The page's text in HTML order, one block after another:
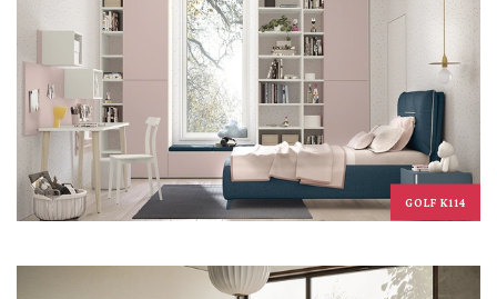
GOLF K114